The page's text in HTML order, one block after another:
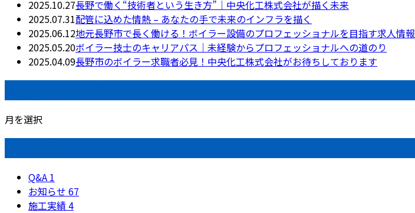
2025.10.27長野で働く“技術者という生き方”｜中央化工株式会社が描く未来
2025.07.31配管に込めた情熱 – あなたの手で未来のインフラを描く
2025.06.12地元長野市で長く働ける！ボイラー設備のプロフェッショナルを目指す求人情報
2025.05.20ボイラー技士のキャリアパス｜未経験からプロフェッショナルへの道のり
2025.04.09長野市のボイラー求職者必見！中央化工株式会社がお待ちしております
月を選択
Q&A 1
お知らせ 67
施工実績4